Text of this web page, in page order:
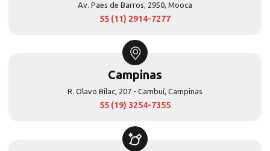
Av. Paes de Barros, 2950, Mooca
55 (11) 2914-7277
Campinas
R. Olavo Bilac, 207 - Cambuí, Campinas
55 (19) 3254-7355